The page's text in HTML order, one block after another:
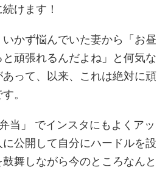
けます！
かず悩んでいた妻から「お昼
頑張れるんだよね」と何気な
あって、以来、これは絶対に頑
。
当」 でインスタにもよくアッ
公開して自分にハードルを設
舞しながら今のところなんと